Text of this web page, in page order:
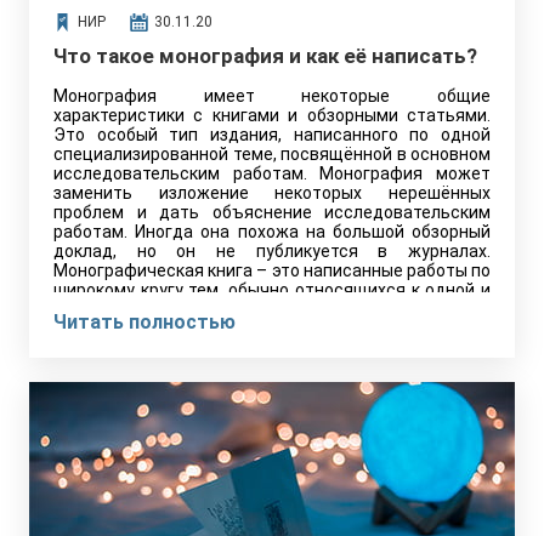
НИР 30.11.20
Что такое монография и как её написать?
Монография имеет некоторые общие
характеристики с книгами и обзорными статьями.
Это особый тип издания, написанного по одной
специализированной теме, посвящённой в основном
исследовательским работам. Монография может
заменить изложение некоторых нерешённых
проблем и дать объяснение исследовательским
работам. Иногда она похожа на большой обзорный
доклад, но он не публикуется в журналах.
Монографическая книга – это написанные работы по
широкому кругу тем, обычно относящихся к одной и
Читать полностью